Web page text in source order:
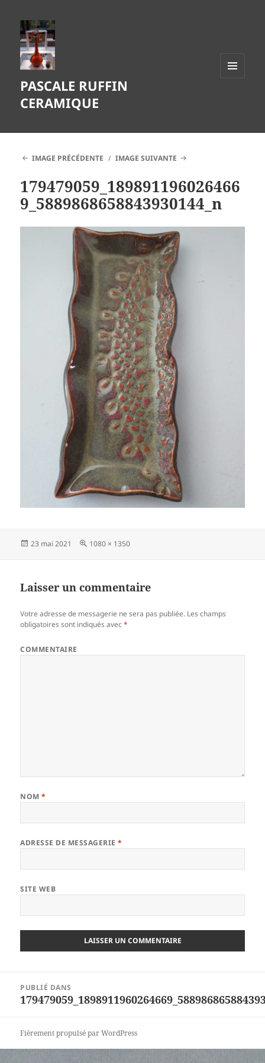
PASCALE RUFFIN
CERAMIQUE
IMAGE PRÉCÉDENTE IMAGE SUIVANTE
179479059_189891196026466
9_5889868658843930144_n
Publié
23 mai 2021
Taille
1080 × 1350
Laisser un commentaire
Votre adresse de messagerie ne sera pas publiée. Les champs
obligatoires sont indiqués avec*
COMMENTAIRE
NOM*
ADRESSE DE MESSAGERIE*
SITE WEB
PUBLIÉ DANS
Fièrement propulsé par WordPress